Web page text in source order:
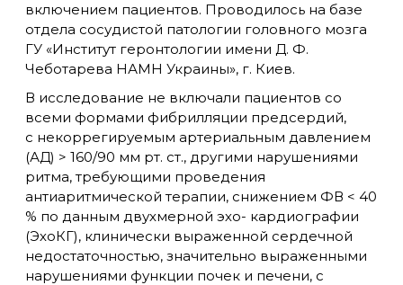
включением пациентов. Проводилось на базе
отдела сосудистой патологии головного мозга
ГУ «Институт геронтологии имени Д. Ф.
Чеботарева НАМН Украины», г. Киев.
В исследование не включали пациентов со
всеми формами фибрилляции предсердий,
с некоррегируемым артериальным давлением
(АД) > 160/90 мм рт. ст., другими нарушениями
ритма, требующими проведения
антиаритмической терапии, снижением ФВ < 40
% по данным двухмерной эхо- кардиографии
(ЭхоКГ), клинически выраженной сердечной
недостаточностью, значительно выраженными
нарушениями функции почек и печени, с